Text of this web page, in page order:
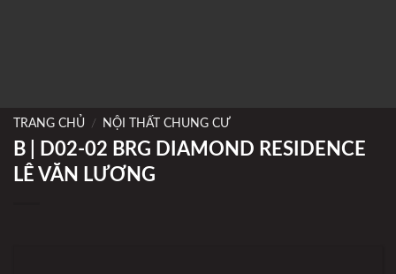
TRANG CHỦ / NỘI THẤT CHUNG CƯ
B | D02-02 BRG DIAMOND RESIDENCE
LÊ VĂN LƯƠNG